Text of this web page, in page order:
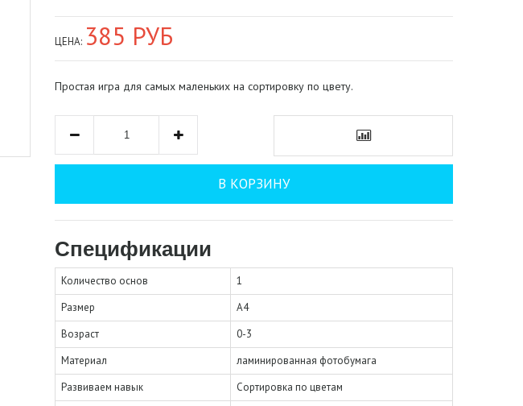
ЦЕНА: 385 РУБ
Простая игра для самых маленьких на сортировку по цвету.
В КОРЗИНУ
Спецификации
Количество основ
1
Размер
А4
Возраст
0-3
Материал
ламинированная фотобумага
Развиваем навык
Сортировка по цветам